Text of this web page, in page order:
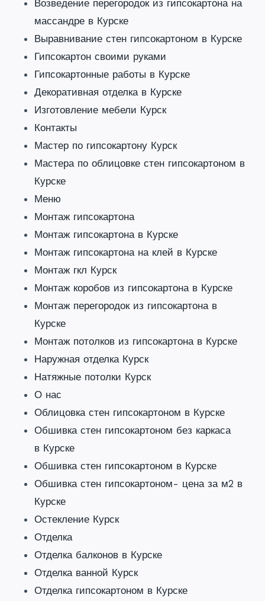
Возведение перегородок из гипсокартона на
массандре в Курске
Выравнивание стен гипсокартоном в Курске
Гипсокартон своими руками
Гипсокартонные работы в Курске
Декоративная отделка в Курске
Изготовление мебели Курск
Контакты
Мастер по гипсокартону Курск
Мастера по облицовке стен гипсокартоном в
Курске
Меню
Монтаж гипсокартона
Монтаж гипсокартона в Курске
Монтаж гипсокартона на клей в Курске
Монтаж гкл Курск
Монтаж коробов из гипсокартона в Курске
Монтаж перегородок из гипсокартона в
Курске
Монтаж потолков из гипсокартона в Курске
Наружная отделка Курск
Натяжные потолки Курск
О нас
Облицовка стен гипсокартоном в Курске
Обшивка стен гипсокартоном без каркаса
в Курске
Обшивка стен гипсокартоном в Курске
Обшивка стен гипсокартоном- цена за м2 в
Курске
Остекление Курск
Отделка
Отделка балконов в Курске
Отделка ванной Курск
Отделка гипсокартоном в Курске